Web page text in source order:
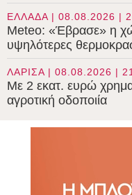
ΕΛΛΑΔΑ | 08.08.2026 |
Meteo: «Έβρασε» η
υψηλότερες
ΛΑΡΙΣΑ | 08.08.2026 |
Με 2 εκατ. ευρώ
αγροτική οδοποιία